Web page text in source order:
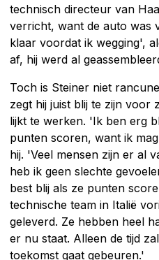
technisch directeur van
verricht, want de auto was
klaar voordat ik wegging',
af, hij werd al
Toch is Steiner niet
zegt hij juist blij te zijn voor
lijkt te werken. 'Ik ben erg
punten scoren, want ik
hij. 'Veel mensen zijn er al
heb ik geen slechte
best blij als ze punten
technische team in Italië
geleverd. Ze hebben heel
er nu staat. Alleen de tijd
toekomst gaat gebeuren.'